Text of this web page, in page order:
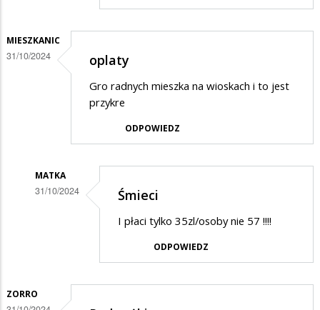
daleko......
MIESZKANIC
31/10/2024 oplaty
Gro radnych mieszka na wioskach i to jest
przykre
ODPOWIEDZ
MATKA
31/10/2024
odpowiedzi
Śmieci
I płaci tylko 35zl/osoby nie 57 !!!!
ODPOWIEDZ
ZORRO